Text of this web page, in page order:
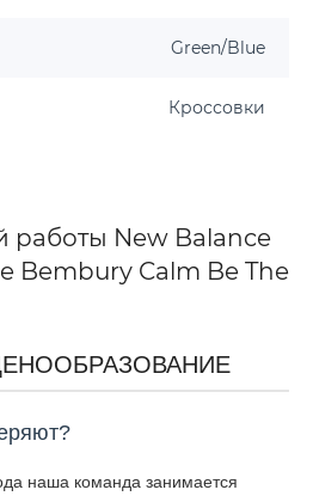
Green/Blue
Кроссовки
работы New Balance
Bembury Calm Be The
наша команда занимается